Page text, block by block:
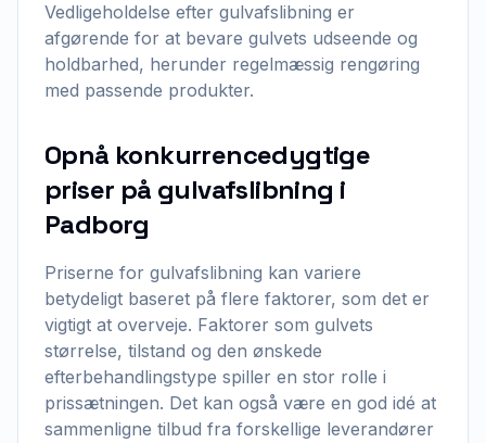
Vedligeholdelse efter gulvafslibning er
afgørende for at bevare gulvets udseende og
holdbarhed, herunder regelmæssig rengøring
med passende produkter.
Opnå konkurrencedygtige
priser på gulvafslibning i
Padborg
Priserne for gulvafslibning kan variere
betydeligt baseret på flere faktorer, som det er
vigtigt at overveje. Faktorer som gulvets
størrelse, tilstand og den ønskede
efterbehandlingstype spiller en stor rolle i
prissætningen. Det kan også være en god idé at
sammenligne tilbud fra forskellige leverandører